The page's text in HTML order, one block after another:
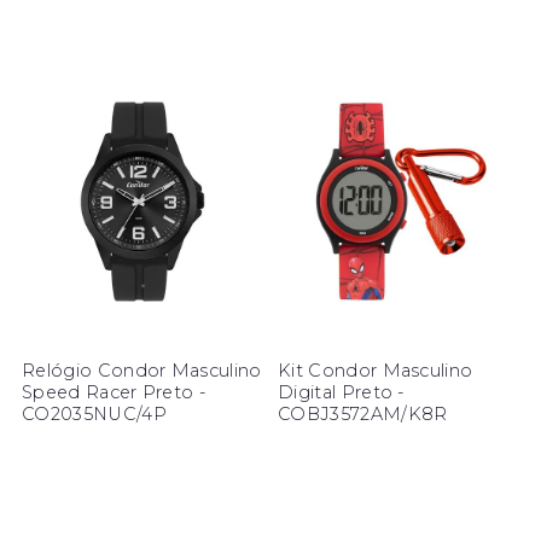
Relógio Condor Masculino
Speed Racer Preto -
CO2035NUC/4P
Kit Condor Masculino
Digital Preto -
COBJ3572AM/K8R